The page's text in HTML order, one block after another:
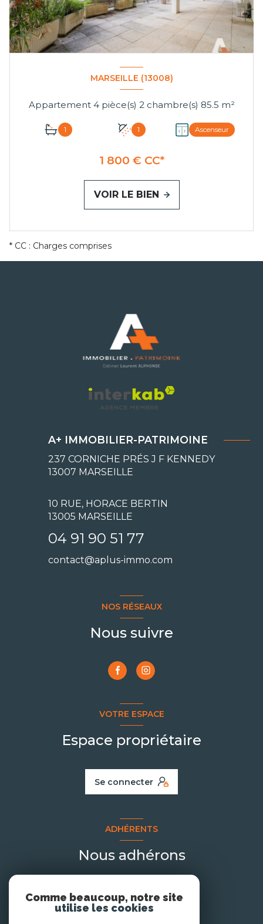
MARSEILLE (13008)
Appartement 4 pièce(s) 2 chambre(s) 85.5 m²
1 1 Ascenseur
1 800 € CC*
VOIR LE BIEN
* CC : Charges comprises
A+ IMMOBILIER-PATRIMOINE
237 CORNICHE PRÉS J F KENNEDY
13007 MARSEILLE
10 RUE, HORACE BERTIN
13005 MARSEILLE
04 91 90 51 77
contact@aplus-immo.com
NOS RÉSEAUX
Nous suivre
VOTRE ESPACE
Espace propriétaire
Se connecter
ADHÉRENTS
Nous adhérons
Comme beaucoup, notre site
utilise les cookies